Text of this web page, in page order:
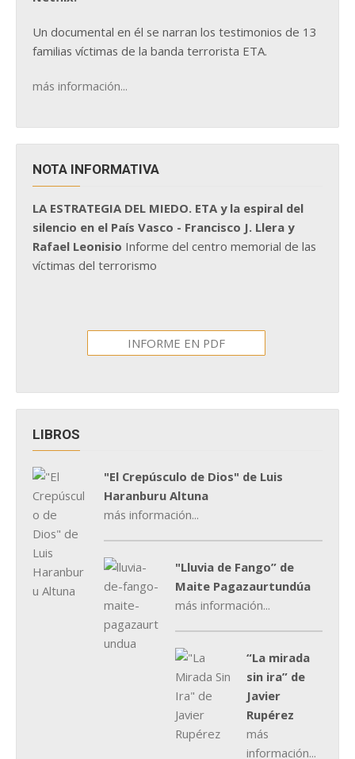
Un documental en él se narran los testimonios de 13
familias víctimas de la banda terrorista ETA.
más información...
NOTA INFORMATIVA
LA ESTRATEGIA DEL MIEDO. ETA y la espiral del
silencio en el País Vasco - Francisco J. Llera y
Rafael Leonisio Informe del centro memorial de las
víctimas del terrorismo
INFORME EN PDF
LIBROS
"El Crepúsculo de Dios" de Luis
Haranburu Altuna
más información...
"Lluvia de Fango” de
Maite Pagazaurtundúa
más información...
“La mirada
sin ira” de
Javier
Rupérez
más
información...